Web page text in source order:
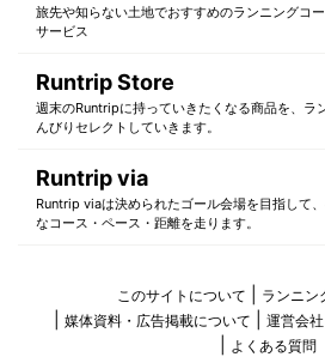
旅先や知らない土地でおすすめのランニングコ
サービス
Runtrip Store
週末のRuntripに持っていきたくなる商品を、ラ
んびりセレクトしていきます。
Runtrip via
Runtrip viaは決められたゴール会場を目指して
なコース・ペース・距離を走ります。
このサイトについて
ランニン
媒体資料・広告掲載について
運営会社
よくある質問